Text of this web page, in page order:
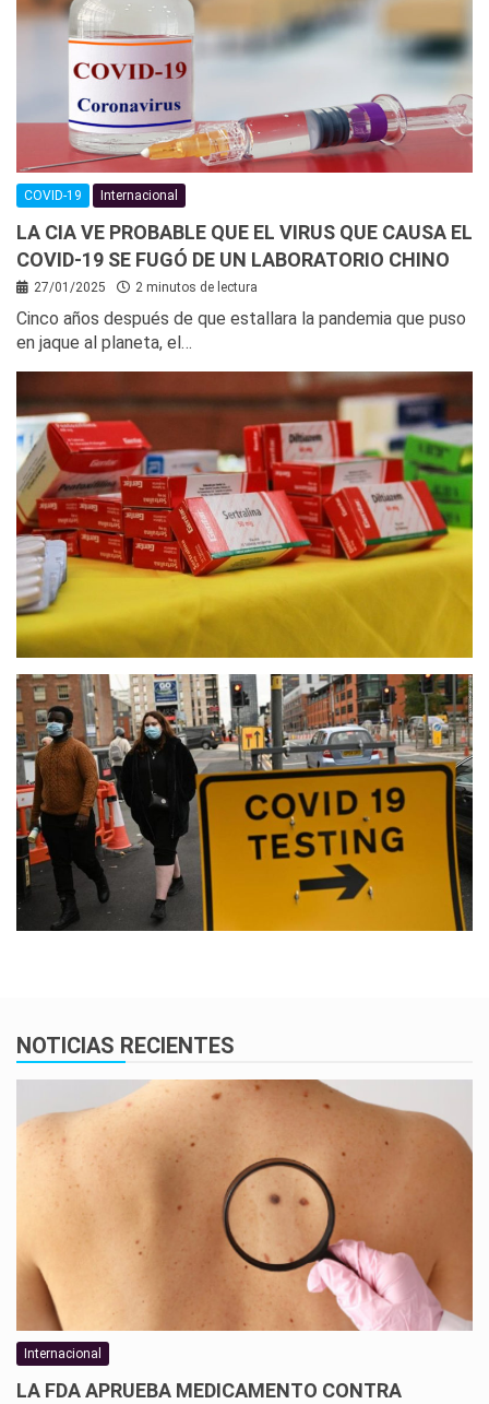
COVID-19 Internacional
LA CIA VE PROBABLE QUE EL VIRUS QUE CAUSA EL
COVID-19 SE FUGÓ DE UN LABORATORIO CHINO
27/01/2025 2 minutos de lectura
Cinco años después de que estallara la pandemia que puso
en jaque al planeta, el…
NOTICIAS RECIENTES
Internacional
LA FDA APRUEBA MEDICAMENTO CONTRA